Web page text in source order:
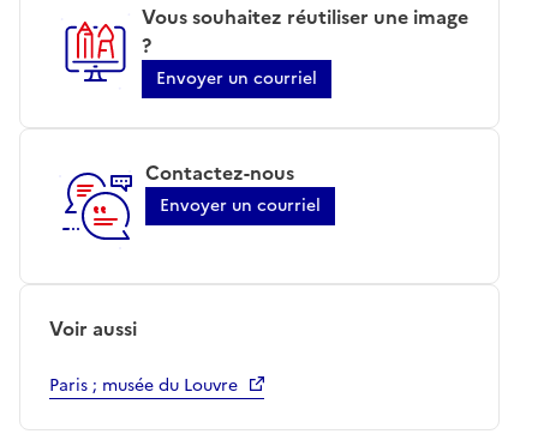
Vous souhaitez réutiliser une image
?
Envoyer un courriel
Contactez-nous
Envoyer un courriel
Voir aussi
Paris ; musée du Louvre